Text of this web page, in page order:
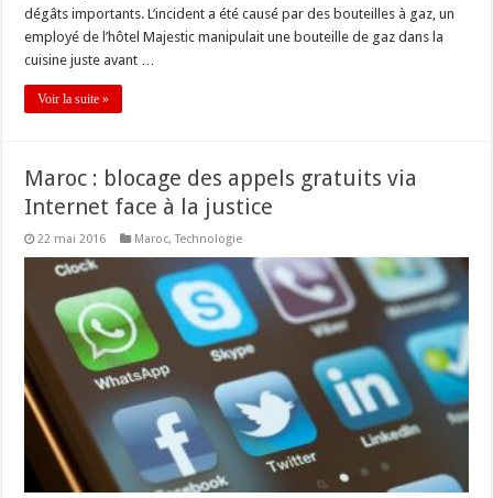
dégâts importants. L’incident a été causé par des bouteilles à gaz, un
employé de l’hôtel Majestic manipulait une bouteille de gaz dans la
cuisine juste avant …
Voir la suite »
Maroc : blocage des appels gratuits via
Internet face à la justice
22 mai 2016 Maroc,Technologie